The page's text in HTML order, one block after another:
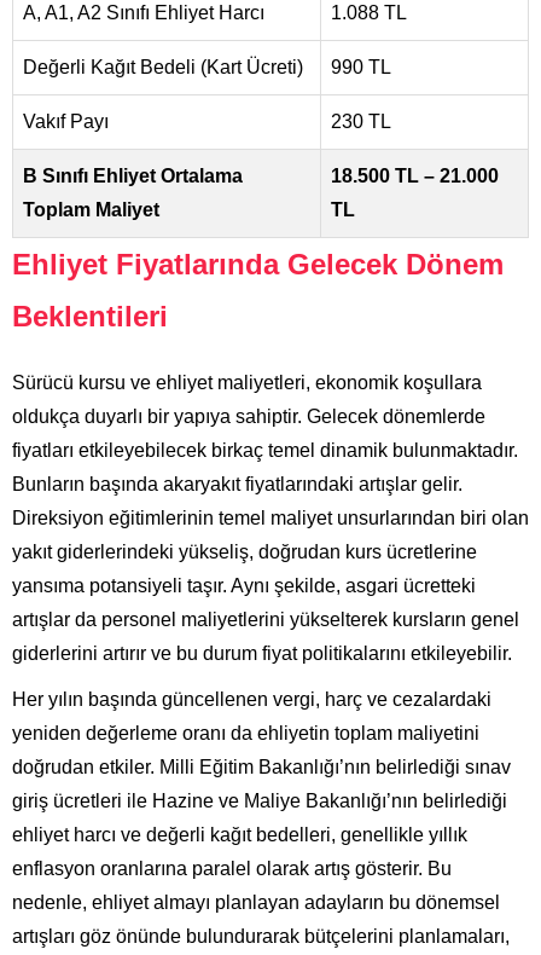
A, A1, A2 Sınıfı Ehliyet Harcı 1.088 TL
Değerli Kağıt Bedeli (Kart Ücreti) 990 TL
Vakıf Payı 230 TL
B Sınıfı Ehliyet Ortalama
Toplam Maliyet
18.500 TL – 21.000
TL
Ehliyet Fiyatlarında Gelecek Dönem
Beklentileri
Sürücü kursu ve ehliyet maliyetleri, ekonomik koşullara
oldukça duyarlı bir yapıya sahiptir. Gelecek dönemlerde
fiyatları etkileyebilecek birkaç temel dinamik bulunmaktadır.
Bunların başında akaryakıt fiyatlarındaki artışlar gelir.
Direksiyon eğitimlerinin temel maliyet unsurlarından biri olan
yakıt giderlerindeki yükseliş, doğrudan kurs ücretlerine
yansıma potansiyeli taşır. Aynı şekilde, asgari ücretteki
artışlar da personel maliyetlerini yükselterek kursların genel
giderlerini artırır ve bu durum fiyat politikalarını etkileyebilir.
Her yılın başında güncellenen vergi, harç ve cezalardaki
yeniden değerleme oranı da ehliyetin toplam maliyetini
doğrudan etkiler. Milli Eğitim Bakanlığı’nın belirlediği sınav
giriş ücretleri ile Hazine ve Maliye Bakanlığı’nın belirlediği
ehliyet harcı ve değerli kağıt bedelleri, genellikle yıllık
enflasyon oranlarına paralel olarak artış gösterir. Bu
nedenle, ehliyet almayı planlayan adayların bu dönemsel
artışları göz önünde bulundurarak bütçelerini planlamaları,